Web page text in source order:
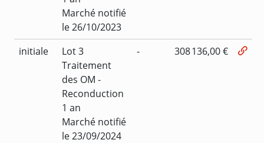
Marché notifié
le 26/10/2023
initiale
Lot 3
Traitement
des OM -
Reconduction
1 an
Marché notifié
le 23/09/2024
- 308 136,00 €